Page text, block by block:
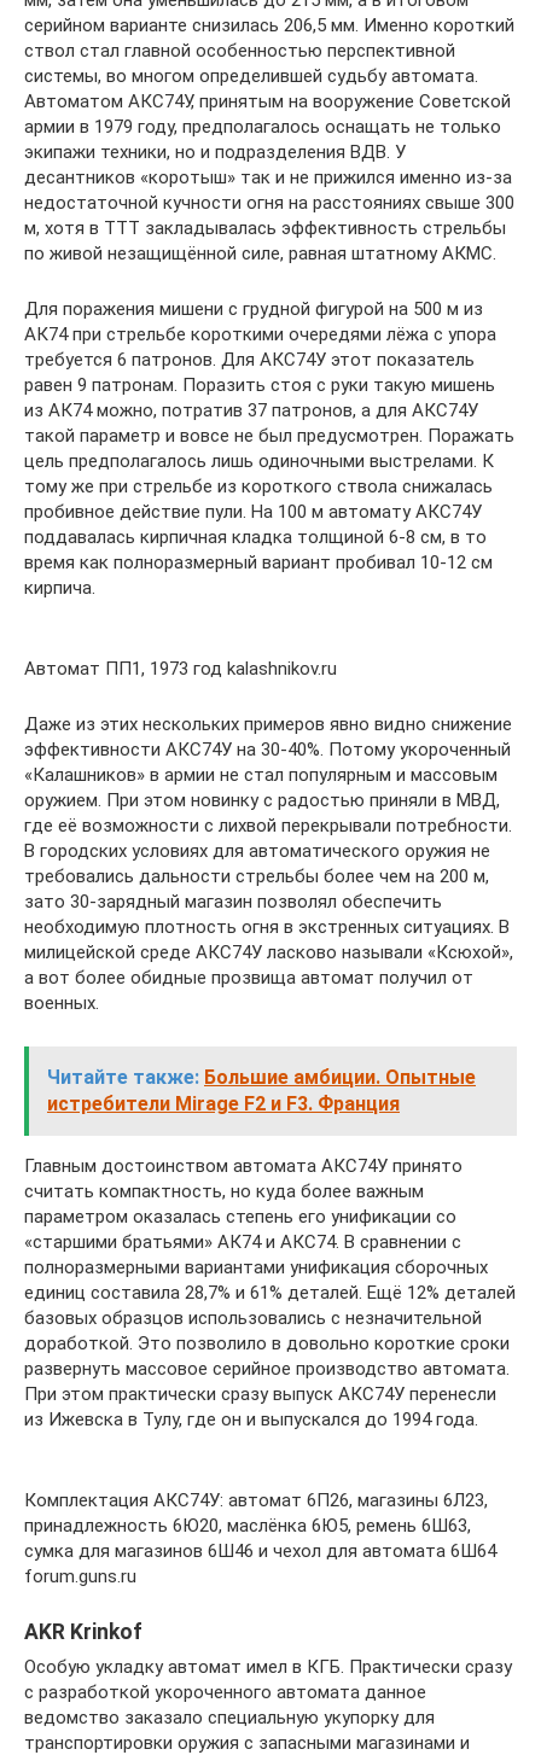
серийном варианте снизилась 206,5 мм. Именно короткий
ствол стал главной особенностью перспективной
системы, во многом определившей судьбу автомата.
Автоматом АКС74У, принятым на вооружение Советской
армии в 1979 году, предполагалось оснащать не только
экипажи техники, но и подразделения ВДВ. У
десантников «коротыш» так и не прижился именно из-за
недостаточной кучности огня на расстояниях свыше 300
м, хотя в ТТТ закладывалась эффективность стрельбы
по живой незащищённой силе, равная штатному АКМС.
Для поражения мишени с грудной фигурой на 500 м из
АК74 при стрельбе короткими очередями лёжа с упора
требуется 6 патронов. Для АКС74У этот показатель
равен 9 патронам. Поразить стоя с руки такую мишень
из АК74 можно, потратив 37 патронов, а для АКС74У
такой параметр и вовсе не был предусмотрен. Поражать
цель предполагалось лишь одиночными выстрелами. К
тому же при стрельбе из короткого ствола снижалась
пробивное действие пули. На 100 м автомату АКС74У
поддавалась кирпичная кладка толщиной 6-8 см, в то
время как полноразмерный вариант пробивал 10-12 см
кирпича.
Автомат ПП1, 1973 год kalashnikov.ru
Даже из этих нескольких примеров явно видно снижение
эффективности АКС74У на 30-40%. Потому укороченный
«Калашников» в армии не стал популярным и массовым
оружием. При этом новинку с радостью приняли в МВД,
где её возможности с лихвой перекрывали потребности.
В городских условиях для автоматического оружия не
требовались дальности стрельбы более чем на 200 м,
зато 30-зарядный магазин позволял обеспечить
необходимую плотность огня в экстренных ситуациях. В
милицейской среде АКС74У ласково называли «Ксюхой»,
а вот более обидные прозвища автомат получил от
военных.
Читайте также: Большие амбиции. Опытные
истребители Mirage F2 и F3. Франция
Главным достоинством автомата АКС74У принято
считать компактность, но куда более важным
параметром оказалась степень его унификации со
«старшими братьями» АК74 и АКС74. В сравнении с
полноразмерными вариантами унификация сборочных
единиц составила 28,7% и 61% деталей. Ещё 12% деталей
базовых образцов использовались с незначительной
доработкой. Это позволило в довольно короткие сроки
развернуть массовое серийное производство автомата.
При этом практически сразу выпуск АКС74У перенесли
из Ижевска в Тулу, где он и выпускался до 1994 года.
Комплектация АКС74У: автомат 6П26, магазины 6Л23,
принадлежность 6Ю20, маслёнка 6Ю5, ремень 6Ш63,
сумка для магазинов 6Ш46 и чехол для автомата 6Ш64
forum.guns.ru
AKR Krinkof
Особую укладку автомат имел в КГБ. Практически сразу
с разработкой укороченного автомата данное
ведомство заказало специальную укупорку для
транспортировки оружия с запасными магазинами и